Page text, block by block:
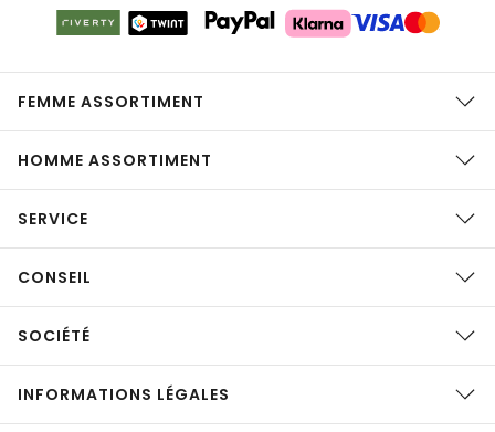
FEMME ASSORTIMENT
HOMME ASSORTIMENT
SERVICE
CONSEIL
SOCIÉTÉ
INFORMATIONS LÉGALES